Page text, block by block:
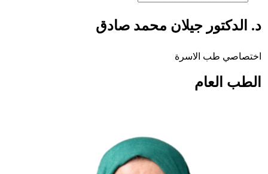
د. الدكتور جيلان محمد صادق
اختصاصي طب الاسرة
الطب العام